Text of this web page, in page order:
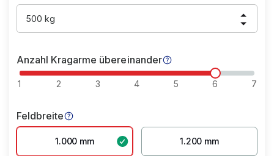
500 kg
Anzahl Kragarme übereinander
1 2 3 4 5 6 7
Feldbreite
1.000 mm 1.200 mm